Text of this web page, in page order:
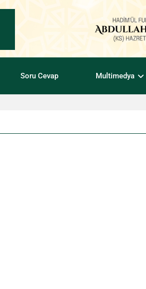
Soru Cevap Multimedya